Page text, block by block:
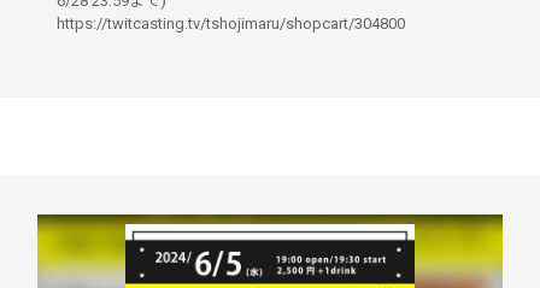
https://twitcasting.tv/tshojimaru/shopcart/304800